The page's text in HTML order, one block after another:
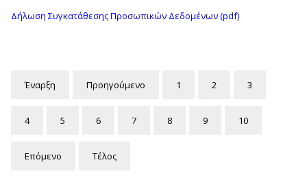
Δήλωση Συγκατάθεσης Προσωπικών Δεδομένων (pdf)
Έναρξη Προηγούμενο 1 2 3
4 5 6 7 8 9 10
Επόμενο Τέλος